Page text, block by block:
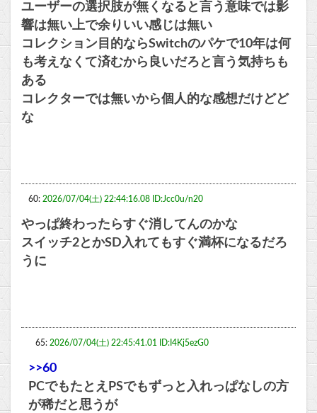
ユーザーの選択肢が無くなると言う意味では影
響は無い上で余りいい感じは無い
コレクション目的ならSwitchのパケで10年は何
も考えなくて済むから良いだろと言う気持ちも
ある
コレクターでは無いから個人的な感想だけどど
な
60: 2026/07/04(土) 22:44:16.08 ID:Jcc0u/n20
やっぱ終わったらすぐ消してんのかな
スイッチ2とかSD入れてもすぐ満杯になるだろ
うに
65: 2026/07/04(土) 22:45:41.01 ID:I4Kj5ezG0
>>60
PCでもたとえPSでもずっと入れっぱなしの方
が稀だと思うが